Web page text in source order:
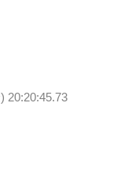
20:20:45.73